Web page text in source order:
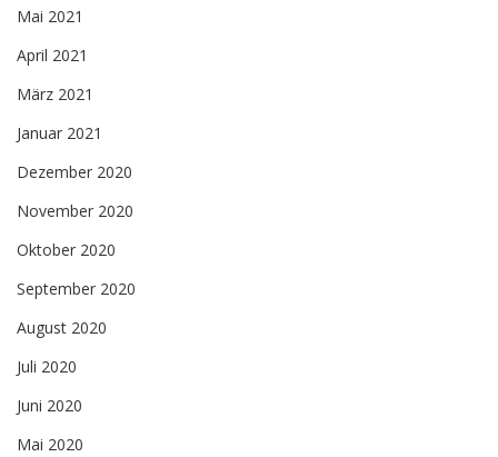
Mai 2021
April 2021
März 2021
Januar 2021
Dezember 2020
November 2020
Oktober 2020
September 2020
August 2020
Juli 2020
Juni 2020
Mai 2020